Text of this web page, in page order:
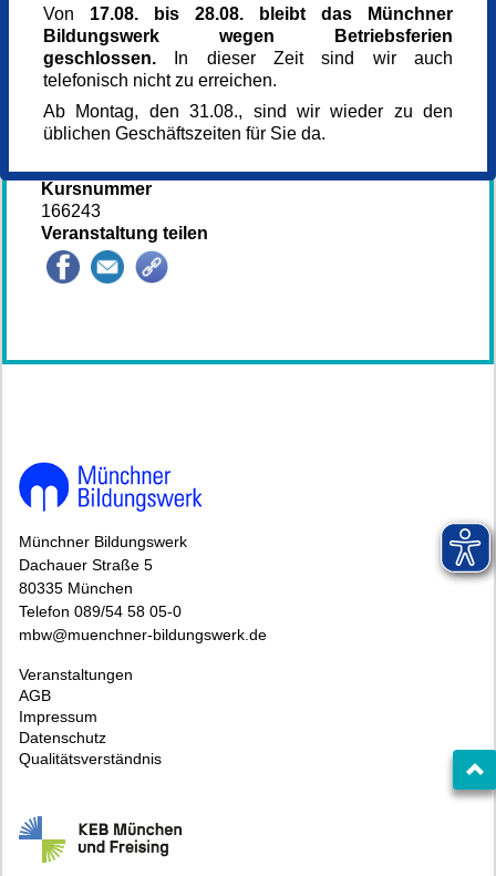
Kostenbefreit
0,00 €
Selbstzahler
350 €
Referent_in
Khidhir Hamad Abbas
Referent_in
Kursnummer
166243
Veranstaltung teilen
Münchner Bildungswerk
Dachauer Straße 5
80335 München
Telefon 089/54 58 05-0
mbw@muenchner-bildungswerk.de
Veranstaltungen
AGB
Impressum
Datenschutz
Qualitätsverständnis
Von 17.08. bis 28.08. bleibt das Münchner
Bildungswerk wegen Betriebsferien
geschlossen. In dieser Zeit sind wir auch
telefonisch nicht zu erreichen.
Ab Montag, den 31.08., sind wir wieder zu den
üblichen Geschäftszeiten für Sie da.